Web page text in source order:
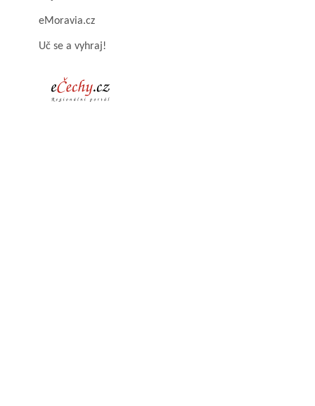
eMoravia.cz
Uč se a vyhraj!